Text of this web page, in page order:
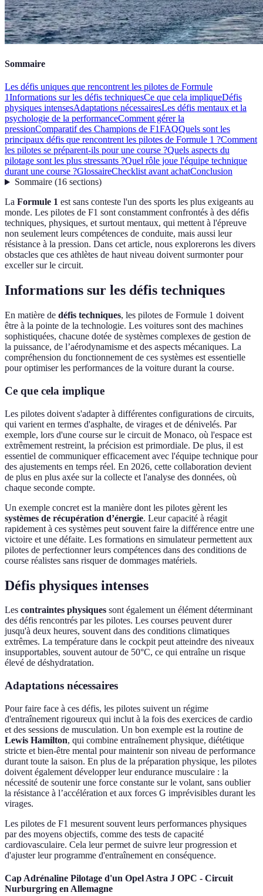
Sommaire
Les défis uniques que rencontrent les pilotes de Formule
1Informations sur les défis techniquesCe que cela impliqueDéfis
physiques intensesAdaptations nécessairesLes défis mentaux et la
psychologie de la performanceComment gérer la
pressionComparatif des Champions de F1FAQQuels sont les
principaux défis que rencontrent les pilotes de Formule 1 ?Comment
les pilotes se préparent-ils pour une course ?Quels aspects du
pilotage sont les plus stressants ?Quel rôle joue l'équipe technique
durant une course ?GlossaireChecklist avant achatConclusion
Sommaire(16 sections)
La Formule 1 est sans conteste l'un des sports les plus exigeants au
monde. Les pilotes de F1 sont constamment confrontés à des défis
techniques, physiques, et surtout mentaux, qui mettent à l'épreuve
non seulement leurs compétences de conduite, mais aussi leur
résistance à la pression. Dans cet article, nous explorerons les divers
obstacles que ces athlètes de haut niveau doivent surmonter pour
exceller sur le circuit.
Informations sur les défis techniques
En matière de défis techniques, les pilotes de Formule 1 doivent
être à la pointe de la technologie. Les voitures sont des machines
sophistiquées, chacune dotée de systèmes complexes de gestion de
la puissance, de l’aérodynamisme et des aspects mécaniques. La
compréhension du fonctionnement de ces systèmes est essentielle
pour optimiser les performances de la voiture durant la course.
Ce que cela implique
Les pilotes doivent s'adapter à différentes configurations de circuits,
qui varient en termes d'asphalte, de virages et de dénivelés. Par
exemple, lors d'une course sur le circuit de Monaco, où l'espace est
extrêmement restreint, la précision est primordiale. De plus, il est
essentiel de communiquer efficacement avec l'équipe technique pour
des ajustements en temps réel. En 2026, cette collaboration devient
de plus en plus axée sur la collecte et l'analyse des données, où
chaque seconde compte.
Un exemple concret est la manière dont les pilotes gèrent les
systèmes de récupération d’énergie. Leur capacité à réagit
rapidement à ces systèmes peut souvent faire la différence entre une
victoire et une défaite. Les formations en simulateur permettent aux
pilotes de perfectionner leurs compétences dans des conditions de
course réalistes sans risquer de dommages matériels.
Défis physiques intenses
Les contraintes physiques sont également un élément déterminant
des défis rencontrés par les pilotes. Les courses peuvent durer
jusqu'à deux heures, souvent dans des conditions climatiques
extrêmes. La température dans le cockpit peut atteindre des niveaux
insupportables, souvent autour de 50°C, ce qui entraîne un risque
élevé de déshydratation.
Adaptations nécessaires
Pour faire face à ces défis, les pilotes suivent un régime
d'entraînement rigoureux qui inclut à la fois des exercices de cardio
et des sessions de musculation. Un bon exemple est la routine de
Lewis Hamilton, qui combine entraînement physique, diététique
stricte et bien-être mental pour maintenir son niveau de performance
durant toute la saison. En plus de la préparation physique, les pilotes
doivent également développer leur endurance musculaire : la
nécessité de soutenir une force constante sur le volant, sans oublier
la résistance à l’accélération et aux forces G imprévisibles durant les
virages.
Les pilotes de F1 mesurent souvent leurs performances physiques
par des moyens objectifs, comme des tests de capacité
cardiovasculaire. Cela leur permet de suivre leur progression et
d'ajuster leur programme d'entraînement en conséquence.
Cap Adrénaline Pilotage d'un Opel Astra J OPC - Circuit
Nurburgring en Allemagne